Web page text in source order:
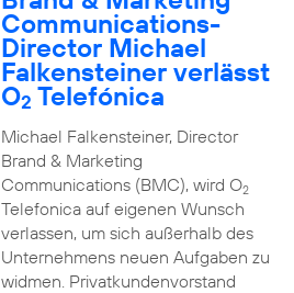
Communications-
Director Michael
Falkensteiner verlässt
O2 Telefónica
Michael Falkensteiner, Director
Brand & Marketing
Communications (BMC), wird O2
Telefonica auf eigenen Wunsch
verlassen, um sich außerhalb des
Unternehmens neuen Aufgaben zu
widmen. Privatkundenvorstand